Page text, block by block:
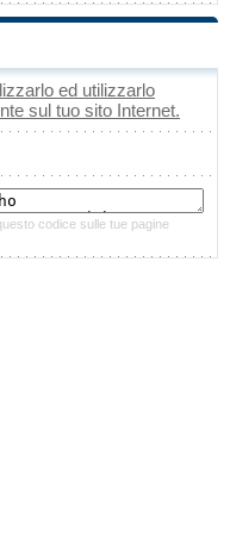
ed utilizzarlo
sul tuo sito Internet.
codice sulle tue pagine